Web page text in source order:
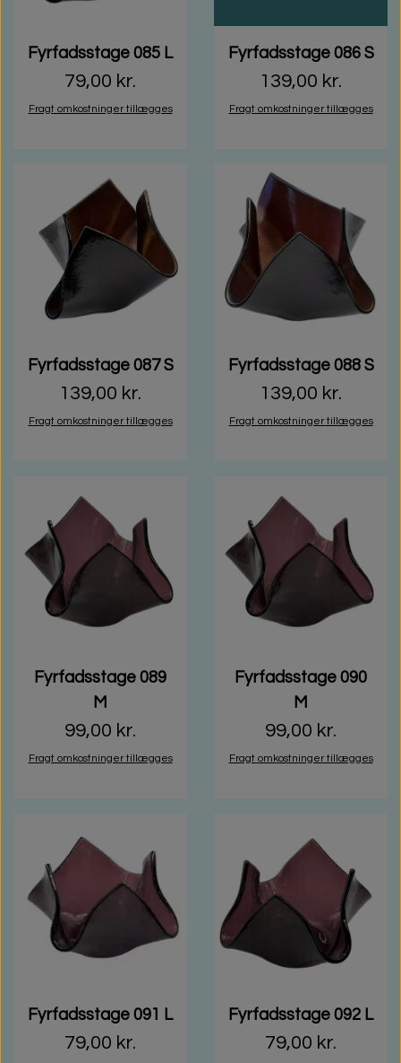
Fyrfadsstage 085 L
79,00 kr.
Fragt omkostninger tillægges
Fyrfadsstage 086 S
139,00 kr.
Fragt omkostninger tillægges
Fyrfadsstage 087 S
139,00 kr.
Fragt omkostninger tillægges
Fyrfadsstage 088 S
139,00 kr.
Fragt omkostninger tillægges
Fyrfadsstage 089
M
99,00 kr.
Fragt omkostninger tillægges
Fyrfadsstage 090
M
99,00 kr.
Fragt omkostninger tillægges
Fyrfadsstage 091 L
79,00 kr.
Fyrfadsstage 092 L
79,00 kr.